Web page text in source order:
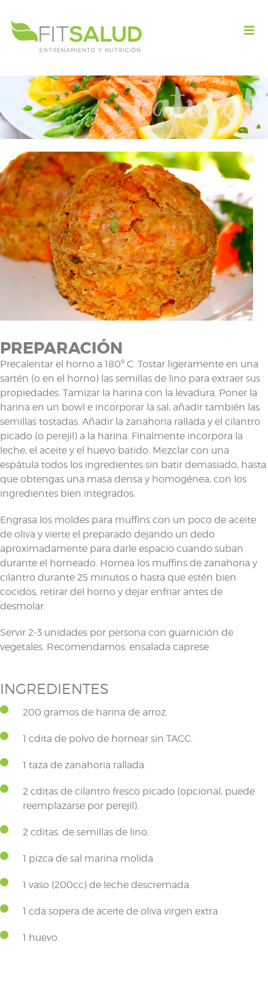
PREPARACIÓN
Precalentar el horno a 180º C. Tostar ligeramente en una
sartén (o en el horno) las semillas de lino para extraer sus
propiedades. Tamizar la harina con la levadura. Poner la
harina en un bowl e incorporar la sal, añadir también las
semillas tostadas. Añadir la zanahoria rallada y el cilantro
picado (o perejil) a la harina. Finalmente incorpora la
leche, el aceite y el huevo batido. Mezclar con una
espátula todos los ingredientes sin batir demasiado, hasta
que obtengas una masa densa y homogénea, con los
ingredientes bien integrados.
Engrasa los moldes para muffins con un poco de aceite
de oliva y vierte el preparado dejando un dedo
aproximadamente para darle espacio cuando suban
durante el horneado. Hornea los muffins de zanahoria y
cilantro durante 25 minutos o hasta que estén bien
cocidos, retirar del horno y dejar enfriar antes de
desmolar.
Servir 2-3 unidades por persona con guarnición de
vegetales. Recomendamos: ensalada caprese.
INGREDIENTES
200 gramos de harina de arroz.
1 cdita de polvo de hornear sin TACC.
1 taza de zanahoria rallada.
2 cditas de cilantro fresco picado (opcional, puede
reemplazarse por perejil).
2 cditas. de semillas de lino.
1 pizca de sal marina molida.
1 vaso (200cc) de leche descremada.
1 cda sopera de aceite de oliva virgen extra.
1 huevo.